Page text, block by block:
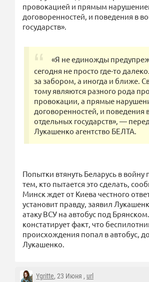
провокацией и прямым
договоренностей, и поведения в
государств».
«Я не единожды
сегодня не просто где-то
за забором, а иногда и ближе.
тому являются разного рода
провокации, а прямые
договоренностей, и поведения
отдельных государств», —
Лукашенко агентство БЕЛТА.
Попытки втянуть Беларусь в войну
тем, кто пытается это сделать,
Минск ждет от Киева честного
установит правду, заявил
атаку ВСУ на автобус под
констатирует факт, что
происхождения попал в автобус,
Лукашенко.
Ygritte, 23 Июня , url